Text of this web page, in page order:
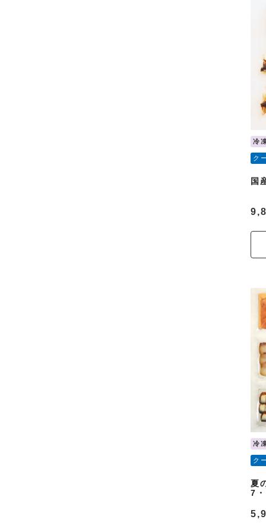
冷
ク
国
冷
ク
夏
7